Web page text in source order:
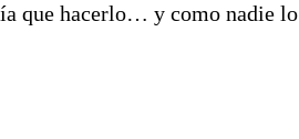
que hacerlo… y como nadie lo